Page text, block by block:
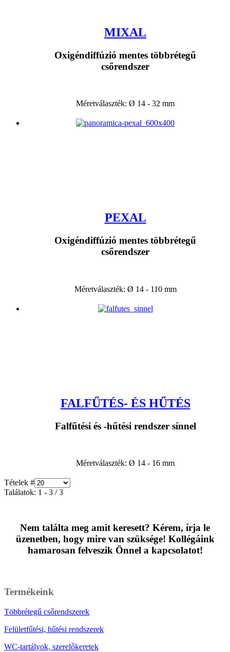
MIXAL
Oxigéndiffúzió mentes többrétegű
csőrendszer
Méretválaszték: Ø 14 - 32 mm
PEXAL
Oxigéndiffúzió mentes többrétegű
csőrendszer
Méretválaszték: Ø 14 - 110 mm
FALFŰTÉS- ÉS HŰTÉS
Falfűtési és -hűtési rendszer sínnel
Méretválaszték: Ø 14 - 16 mm
Tételek #
Találatok: 1 - 3 / 3
Nem találta meg amit keresett? Kérem, írja le
üzenetben, hogy mire van szüksége! Kollégáink
hamarosan felveszik Önnel a kapcsolatot!
Termékeink
Többrétegű csőrendszerek
Felületfűtési, hűtési rendszerek
WC-tartályok, szerelőkeretek